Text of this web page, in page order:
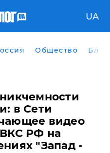
UA
Общество
в Сети
видео
РФ на
"Запад -